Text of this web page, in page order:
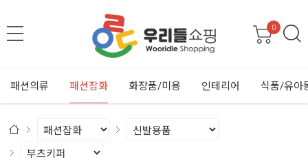
0
패션의류 패션잡화 화장품/미용 인테리어 식품/유아